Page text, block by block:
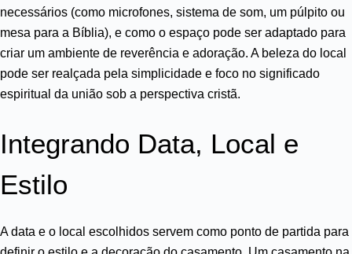
necessários (como microfones, sistema de som, um púlpito ou
mesa para a Bíblia), e como o espaço pode ser adaptado para
criar um ambiente de reverência e adoração. A beleza do local
pode ser realçada pela simplicidade e foco no significado
espiritual da união sob a perspectiva cristã.
Integrando Data, Local e
Estilo
A data e o local escolhidos servem como ponto de partida para